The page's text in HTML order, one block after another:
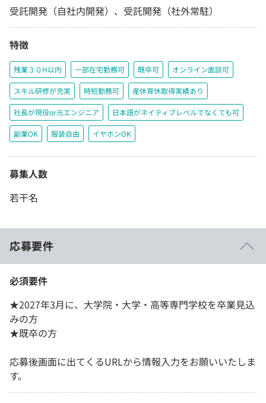
受託開発（自社内開発）、受託開発（社外常駐）
特徴
残業３０H以内 一部在宅勤務可 既卒可 オンライン面談可
スキル研修が充実 時短勤務可 産休育休取得実績あり
社長が現役or元エンジニア 日本語がネイティブレベルでなくても可
副業OK 服装自由 イヤホンOK
募集人数
若干名
応募要件
必須要件
★2027年3月に、大学院・大学・高等専門学校を卒業見込
みの方
★既卒の方
応募後画面に出てくるURLから情報入力をお願いいたしま
す。